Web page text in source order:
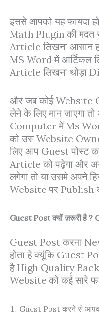
इससे आपको यह फायदा
Math Plugin की
Article लिखना आसान
MS Word में आर्टिकल
Article लिखना थोड़ा
और जब कोई
लेने के लिए मान जाएगा
Computer में Ms
को उस Website
लिए आप Guest पोस्ट
Article को पढ़ेगा और
लगेगा तो या उसमे अपने
Website पर Publish
Guest Post क्यों ज़रूरी है ?
Guest Post करना
होता हे क्यूंकि Guest
है High Quality
Website को कई सारे
Guest Post करने से